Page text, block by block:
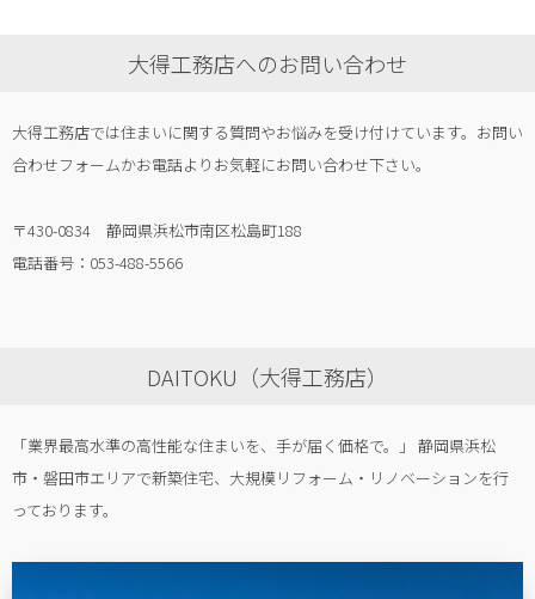
大得工務店へのお問い合わせ
大得工務店では住まいに関する質問やお悩みを受け付けています。お問い
合わせフォームかお電話よりお気軽にお問い合わせ下さい。
〒430-0834 静岡県浜松市南区松島町188
電話番号：053-488-5566
DAITOKU（大得工務店）
「業界最高水準の高性能な住まいを、手が届く価格で。」 静岡県浜松
市・磐田市エリアで新築住宅、大規模リフォーム・リノベーションを行
っております。